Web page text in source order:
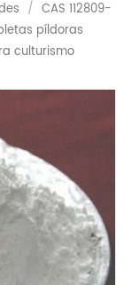
/ CAS 112809-
píldoras
culturismo